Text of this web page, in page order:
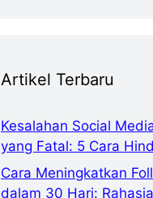
Artikel Terbaru
Kesalahan Social
yang Fatal: 5 Cara
Cara Meningkatkan
dalam 30 Hari: